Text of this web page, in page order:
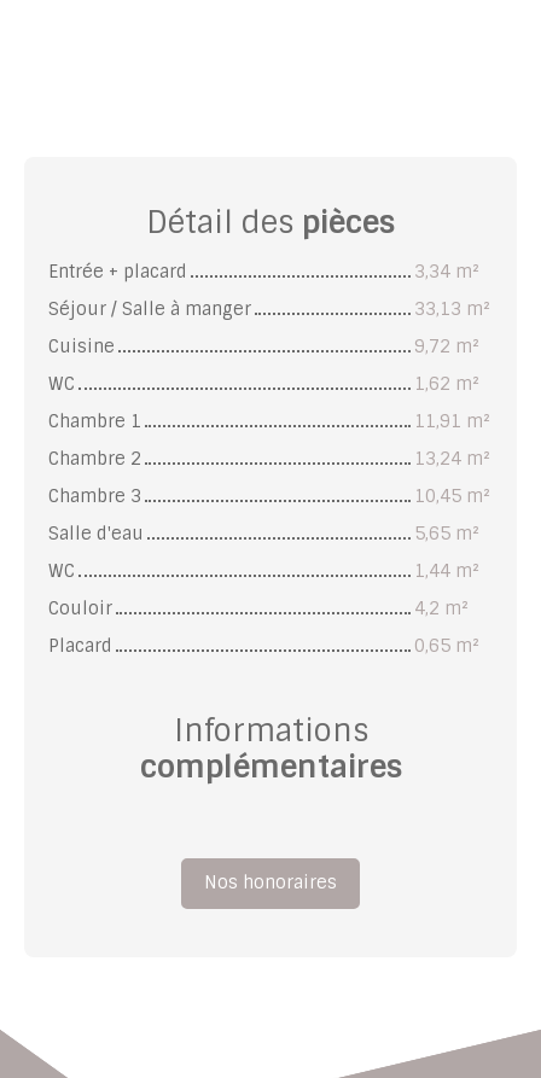
Détail des pièces
Entrée + placard
3,34 m²
Séjour / Salle à manger
33,13 m²
Cuisine
9,72 m²
WC
1,62 m²
Chambre 1
11,91 m²
Chambre 2
13,24 m²
Chambre 3
10,45 m²
Salle d'eau
5,65 m²
WC
1,44 m²
Couloir
4,2 m²
Placard
0,65 m²
Informations
complémentaires
Nos honoraires